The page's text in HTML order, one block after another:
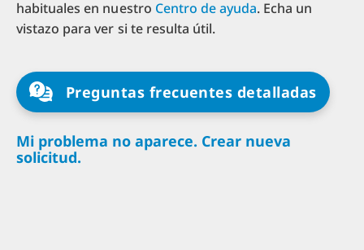
habituales en nuestro Centro de ayuda. Echa un
vistazo para ver si te resulta útil.
Preguntas frecuentes detalladas
Mi problema no aparece. Crear nueva
solicitud.